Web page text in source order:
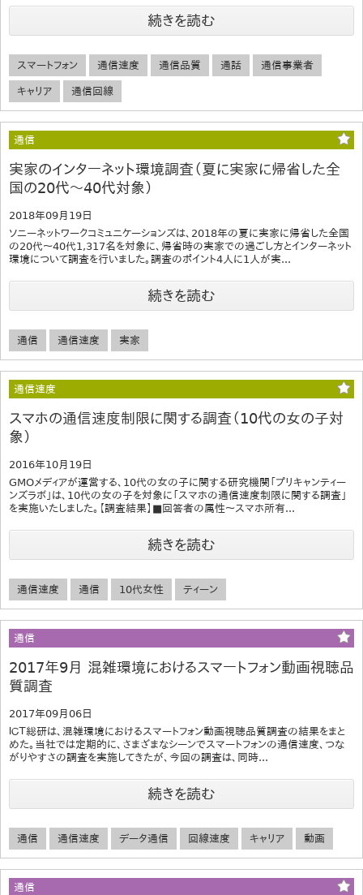
続きを読む
スマートフォン 通信速度 通信品質 通話 通信事業者
キャリア 通信回線
通信
実家のインターネット環境調査（夏に実家に帰省した全
国の20代～40代対象）
2018年09月19日
ソニーネットワークコミュニケーションズは、2018年の夏に実家に帰省した全国
の20代～40代1,317名を対象に、帰省時の実家での過ごし方とインターネット
環境について調査を行いました。調査のポイント4人に1人が実...
続きを読む
通信 通信速度 実家
通信速度
スマホの通信速度制限に関する調査（10代の女の子対
象）
2016年10月19日
GMOメディアが運営する、10代の女の子に関する研究機関「プリキャンティー
ンズラボ」は、10代の女の子を対象に「スマホの通信速度制限に関する調査」
を実施いたしました。【調査結果】■回答者の属性～スマホ所有...
続きを読む
通信速度 通信 10代女性 ティーン
通信
2017年9月 混雑環境におけるスマートフォン動画視聴品
質調査
2017年09月06日
ＩＣＴ総研は、混雑環境におけるスマートフォン動画視聴品質調査の結果をまと
めた。当社では定期的に、さまざまなシーンでスマートフォンの通信速度、つな
がりやすさの調査を実施してきたが、今回の調査は、同時...
続きを読む
通信 通信速度 データ通信 回線速度 キャリア 動画
通信